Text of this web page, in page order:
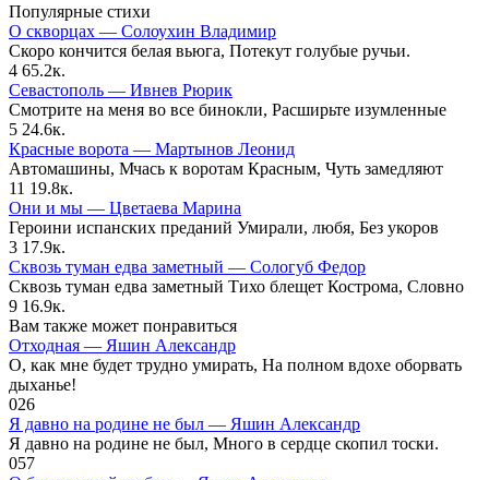
Популярные стихи
О скворцах — Солоухин Владимир
Скоро кончится белая вьюга, Потекут голубые ручьи.
4 65.2к.
Севастополь — Ивнев Рюрик
Смотрите на меня во все бинокли, Расширьте изумленные
5 24.6к.
Красные ворота — Мартынов Леонид
Автомашины, Мчась к воротам Красным, Чуть замедляют
11 19.8к.
Они и мы — Цветаева Марина
Героини испанских преданий Умирали, любя, Без укоров
3 17.9к.
Сквозь туман едва заметный — Сологуб Федор
Сквозь туман едва заметный Тихо блещет Кострома, Словно
9 16.9к.
Вам также может понравиться
Отходная — Яшин Александр
О, как мне будет трудно умирать, На полном вдохе оборвать
дыханье!
026
Я давно на родине не был — Яшин Александр
Я давно на родине не был, Много в сердце скопил тоски.
057